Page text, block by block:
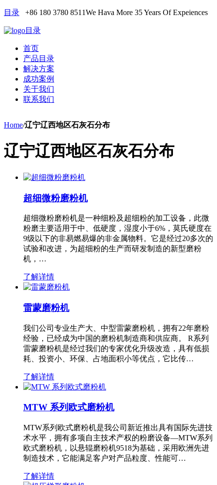
目录 +86 180 3780 8511We Hava More 35 Years Of Expeiences
目录
首页
产品目录
解决方案
成功案例
关于我们
联系我们
Home/辽宁辽西地区石灰石分布
辽宁辽西地区石灰石分布
超细微粉磨粉机
超细微粉磨粉机是一种细粉及超细粉的加工设备，此微
粉磨主要适用于中、低硬度，湿度小于6%，莫氏硬度在
9级以下的非易燃易爆的非金属物料。它是经过20多次的
试验和改进，为超细粉的生产而研发制造的新型磨粉
机，…
了解详情
雷蒙磨粉机
我们公司专业生产大、中型雷蒙磨粉机，拥有22年磨粉
经验，已经成为中国的磨粉机制造商和供应商。 R系列
雷蒙磨粉机是经过我们的专家优化升级改造，具有低损
耗、投资小、环保、占地面积小等优点，它比传…
了解详情
MTW 系列欧式磨粉机
MTW系列欧式磨粉机是我公司新近推出具有国际先进技
术水平，拥有多项自主技术产权的粉磨设备—MTW系列
欧式磨粉机，以悬辊磨粉机9518为基础，采用欧洲先进
制造技术，它能满足客户对产品粒度、性能可…
了解详情